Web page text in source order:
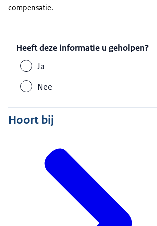
compensatie.
Heeft deze informatie u geholpen?
Ja
Nee
Hoort bij